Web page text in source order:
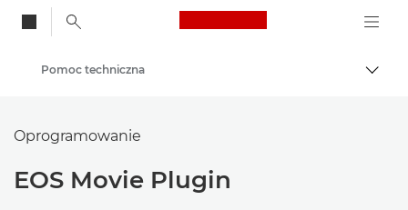
Canon Logo, back
Pomoc techniczna
Oprogramowanie
EOS Movie Plugin